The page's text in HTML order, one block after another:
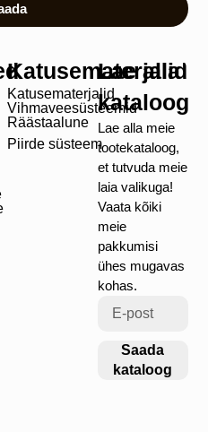
Katusematerjalid
Katusematerjalid
Vihmaveesüsteemid
Räästaalune
Piirde süsteem
Lae alla
kataloog
Lae alla meie
tootekataloog,
et tutvuda meie
laia valikuga!
Vaata kõiki
meie
pakkumisi
ühes mugavas
kohas.
Saada
kataloog